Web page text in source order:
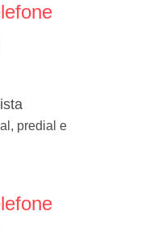
predial e